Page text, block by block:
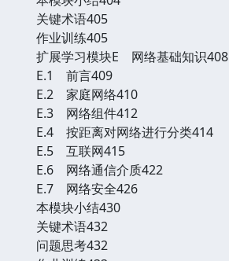
关键术语405
作业训练405
扩展学习模块E 网络基础知识408
E.1 前言409
E.2 家庭网络410
E.3 网络组件412
E.4 按距离对网络进行分类414
E.5 互联网415
E.6 网络通信介质422
E.7 网络安全426
本模块小结430
关键术语432
问题思考432